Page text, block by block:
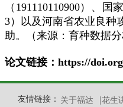
（191110110900）、
3）以及河南省农业良种
助。（来源：育种数据分
论文链接： https://
友情链接： 关于福达 |花生